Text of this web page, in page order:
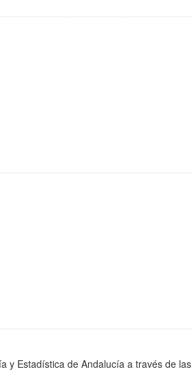
y Estadística de Andalucía a través de las